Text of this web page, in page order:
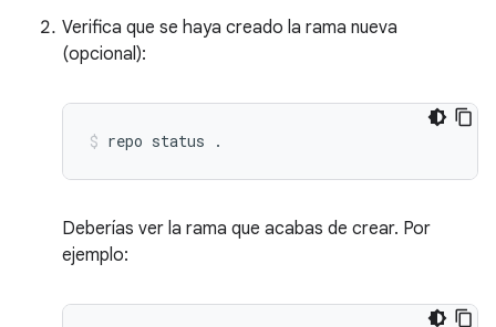
Verifica que se haya creado la rama nueva
(opcional):
repo status .
Deberías ver la rama que acabas de crear. Por
ejemplo: